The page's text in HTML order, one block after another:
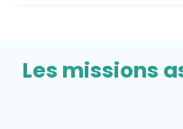
Les missions